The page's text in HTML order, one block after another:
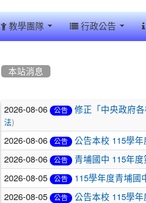
教學團隊 行政公告
本站消息
文
章
列
表
2026-08-06 公告 修正「中央政府
法)
2026-08-06 公告 公告本校 115學
2026-08-06 公告 青埔國中 115年
2026-08-05 公告 115學年度青埔國
2026-08-05 公告 公告本校 115學